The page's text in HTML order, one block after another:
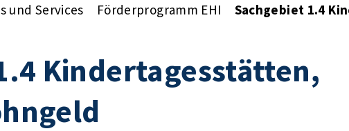
und Services Förderprogramm EHI Sachgebiet 1.4
Kindertagesstätten,